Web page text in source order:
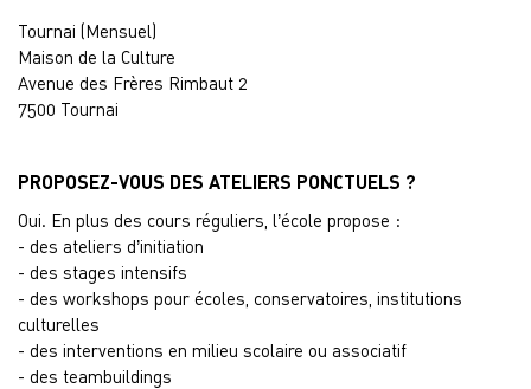
Tournai (Mensuel)
Maison de la Culture
Avenue des Frères Rimbaut 2
7500 Tournai
PROPOSEZ-VOUS DES ATELIERS PONCTUELS ?
Oui. En plus des cours réguliers, l’école propose :
- des ateliers d’initiation
- des stages intensifs
- des workshops pour écoles, conservatoires, institutions
culturelles
- des interventions en milieu scolaire ou associatif
- des teambuildings